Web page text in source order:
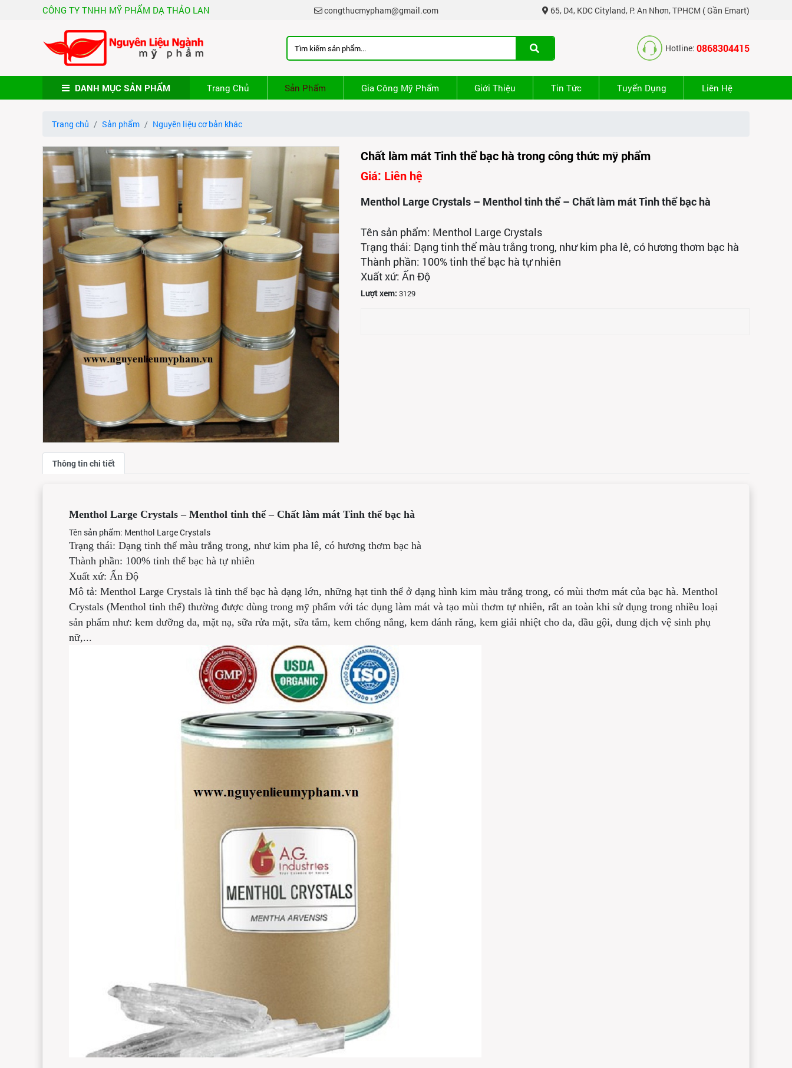
CÔNG TY TNHH MỸ PHẨM DẠ THẢO LAN congthucmypham@gmail.com 65, D4, KDC Cityland, P. An Nhơn, TPHCM ( Gần Emart)
Hotline: 0868304415
DANH MỤC SẢN PHẨM Trang Chủ Sản Phẩm Gia Công Mỹ Phẩm Giới Thiệu Tin Tức Tuyển Dụng Liên Hệ
Trang chủ Sản phẩm Nguyên liệu cơ bản khác
Chất làm mát Tinh thể bạc hà trong công thức mỹ phẩm
Giá: Liên hệ
Menthol Large Crystals – Menthol tinh thể – Chất làm mát Tinh thể bạc hà
Tên sản phẩm: Menthol Large Crystals
Trạng thái: Dạng tinh thể màu trắng trong, như kim pha lê, có hương thơm bạc hà
Thành phần: 100% tinh thể bạc hà tự nhiên
Xuất xứ: Ấn Độ
Lượt xem: 3129
Thông tin chi tiết
Menthol Large Crystals – Menthol tinh thể – Chất làm mát Tinh thể bạc hà
Tên sản phẩm: Menthol Large Crystals
Trạng thái: Dạng tinh thể màu trắng trong, như kim pha lê, có hương thơm bạc hà
Thành phần: 100% tinh thể bạc hà tự nhiên
Xuất xứ: Ấn Độ
Mô tả: Menthol Large Crystals là tinh thể bạc hà dạng lớn, những hạt tinh thể ở dạng hình kim màu trắng trong, có mùi thơm mát của bạc hà. Menthol
Crystals (Menthol tinh thể) thường được dùng trong mỹ phẩm với tác dụng làm mát và tạo mùi thơm tự nhiên, rất an toàn khi sử dụng trong nhiều loại
sản phẩm như: kem dưỡng da, mặt nạ, sữa rửa mặt, sữa tắm, kem chống nắng, kem đánh răng, kem giải nhiệt cho da, dầu gội, dung dịch vệ sinh phụ
nữ,...